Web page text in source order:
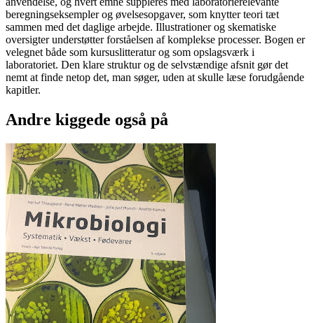
beregningseksempler og øvelsesopgaver, som knytter teori tæt
sammen med det daglige arbejde. Illustrationer og skematiske
oversigter understøtter forståelsen af komplekse processer. Bogen er
velegnet både som kursuslitteratur og som opslagsværk i
laboratoriet. Den klare struktur og de selvstændige afsnit gør det
nemt at finde netop det, man søger, uden at skulle læse forudgående
kapitler.
Andre kiggede også på